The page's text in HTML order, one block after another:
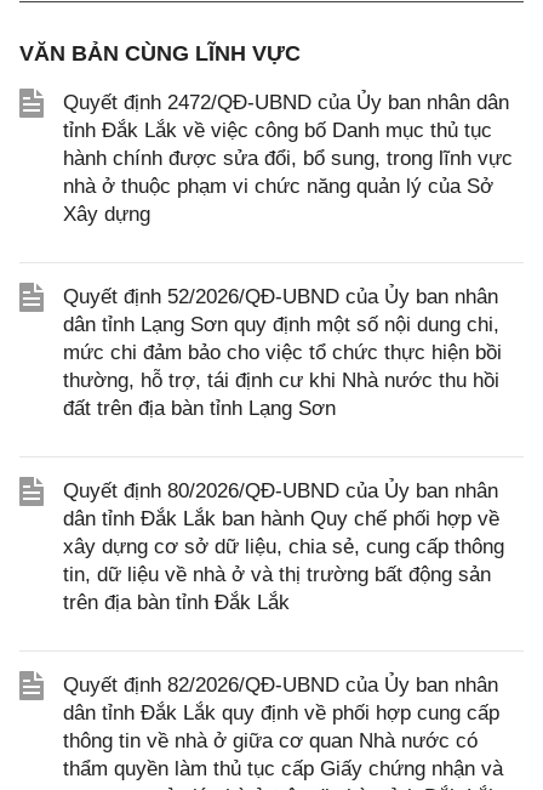
VĂN BẢN CÙNG LĨNH VỰC
Quyết định 2472/QĐ-UBND của Ủy ban nhân dân
tỉnh Đắk Lắk về việc công bố Danh mục thủ tục
hành chính được sửa đổi, bổ sung, trong lĩnh vực
nhà ở thuộc phạm vi chức năng quản lý của Sở
Xây dựng
Quyết định 52/2026/QĐ-UBND của Ủy ban nhân
dân tỉnh Lạng Sơn quy định một số nội dung chi,
mức chi đảm bảo cho việc tổ chức thực hiện bồi
thường, hỗ trợ, tái định cư khi Nhà nước thu hồi
đất trên địa bàn tỉnh Lạng Sơn
Quyết định 80/2026/QĐ-UBND của Ủy ban nhân
dân tỉnh Đắk Lắk ban hành Quy chế phối hợp về
xây dựng cơ sở dữ liệu, chia sẻ, cung cấp thông
tin, dữ liệu về nhà ở và thị trường bất động sản
trên địa bàn tỉnh Đắk Lắk
Quyết định 82/2026/QĐ-UBND của Ủy ban nhân
dân tỉnh Đắk Lắk quy định về phối hợp cung cấp
thông tin về nhà ở giữa cơ quan Nhà nước có
thẩm quyền làm thủ tục cấp Giấy chứng nhận và